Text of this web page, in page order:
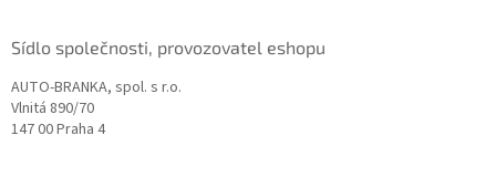
Sídlo společnosti, provozovatel eshopu
AUTO-BRANKA, spol. s r.o.
Vlnitá 890/70
147 00 Praha 4